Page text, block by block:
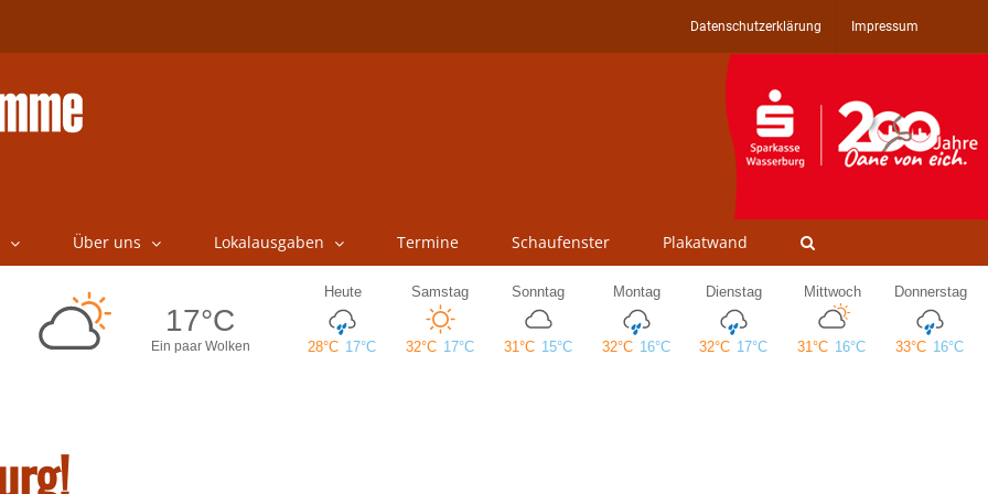
Datenschutzerklärung Impressum
Über uns Lokalausgaben Termine Schaufenster Plakatwand